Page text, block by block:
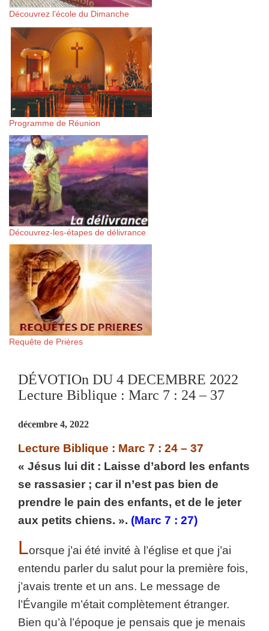
Découvrez l’école du Dimanche
Programme de Réunion
Découvrez-les-étapes de délivrance
Requête de Prières
DÉVOTIOn DU 4 DECEMBRE 2022
Lecture Biblique : Marc 7 : 24 – 37
décembre 4, 2022
Lecture Biblique : Marc 7 : 24 – 37
« Jésus lui dit : Laisse d’abord les enfants
se rassasier ; car il n’est pas bien de
prendre le pain des enfants, et de le jeter
aux petits chiens. ». (Marc 7 : 27)
Lorsque j’ai été invité à l’église et que j’ai
entendu parler du salut pour la première fois,
j’avais trente et un ans. Le message de
l’Évangile m’était complètement étranger.
Bien qu’à l’époque je pensais que je menais